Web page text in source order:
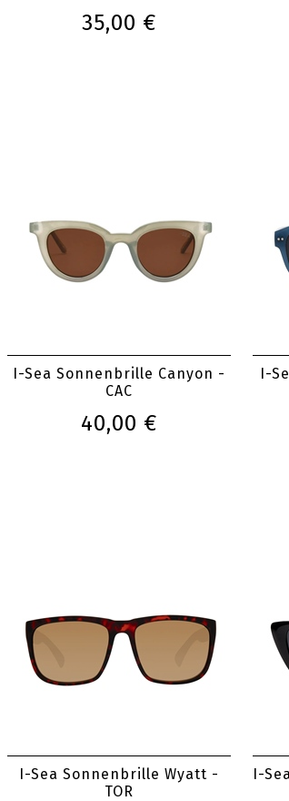
35,00 €
I-Sea Sonnenbrille Canyon -
CAC
40,00 €
I-
I-Sea Sonnenbrille Wyatt -
TOR
I-